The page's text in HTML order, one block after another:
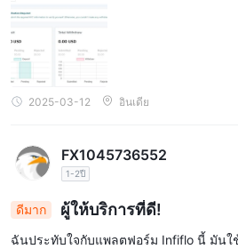
2025-03-12 อินเดีย
FX1045736552
1-2ปี
ดีมาก ผู้ให้บริการที่ดี!
ฉันประทับใจกับแพลตฟอร์ม Infiflo นี้ มันใ